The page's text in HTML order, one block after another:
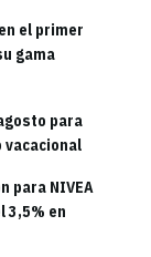
el primer
gama
para
vacacional
para NIVEA
3,5% en